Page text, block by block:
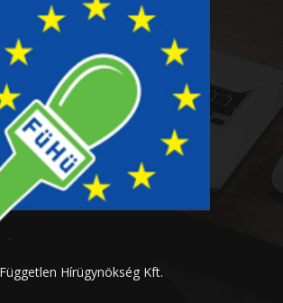
Független Hírügynökség Kft.